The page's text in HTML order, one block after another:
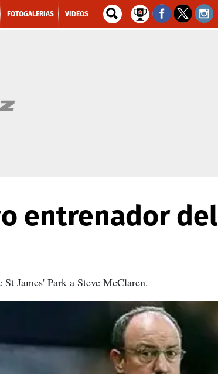
FOTOGALERIAS VIDEOS
entrenador del
James' Park a Steve McClaren.